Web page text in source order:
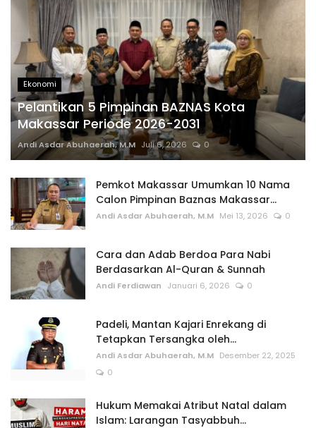
Ekonomi
Pelantikan 5 Pimpinan BAZNAS Kota
Makassar Periode 2026-2031
Andi Asdar Abuhaerah, M.M Juli 6, 2026 0
Pemkot Makassar Umumkan 10 Nama
Calon Pimpinan Baznas Makassar...
Andi Asdar Abuhaerah, M.M Mei 13, 2026 0
Cara dan Adab Berdoa Para Nabi
Berdasarkan Al-Quran & Sunnah
Andi Ferdiawan Januari 6, 2026 0
Padeli, Mantan Kajari Enrekang di
Tetapkan Tersangka oleh...
Andi Asdar Abuhaerah, M.M Desember 22, 2025
0
Hukum Memakai Atribut Natal dalam
Islam: Larangan Tasyabbuh...